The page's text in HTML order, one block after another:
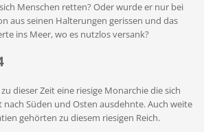
Menschen retten? Oder wurde er nur bei
aus seinen Halterungen gerissen und das
ins Meer, wo es nutzlos versank?
dieser Zeit eine riesige Monarchie die sich
Süden und Osten ausdehnte. Auch weite
gehörten zu diesem riesigen Reich.